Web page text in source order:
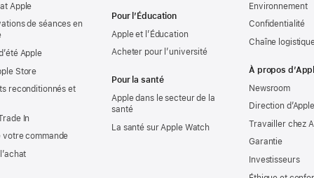
Apple
de séances en
Apple
Store
reconditionnés et
In
votre commande
Pour l’Éducation
Apple et l’Éducation
Acheter pour l’université
Pour la santé
Apple dans le secteur de la
santé
La santé sur Apple Watch
Environnement
Confidentialité
Chaîne
À propos
Newsroom
Direction d’Apple
Travailler chez
Garantie
Investisseurs